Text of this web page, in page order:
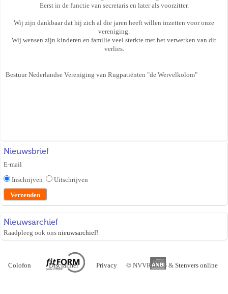
Eerst in de functie van secretaris en later als voorzitter.
Wij zijn dankbaar dat hij zich al die jaren heeft willen inzetten voor onze
vereniging.
Wij wensen zijn kinderen en familie veel sterkte met het verwerken van dit
verlies.
Bestuur Nederlandse Vereniging van Rugpatiënten "de Wervelkolom"
Nieuwsbrief
E-mail
Inschrijven
Uitschrijven
Nieuwsarchief
Raadpleeg ook ons nieuwsarchief!
© NVVR 2026 & Stenvers online
Colofon Disclaimer Privacy